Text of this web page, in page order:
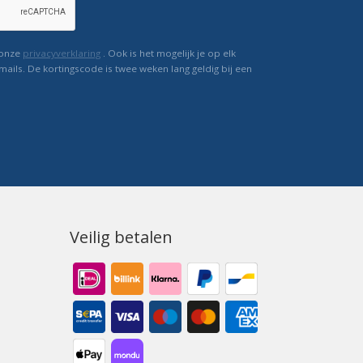
privacyverklaring . Ook is het mogelijk je op elk
De kortingscode is twee weken lang geldig bij een
Veilig betalen